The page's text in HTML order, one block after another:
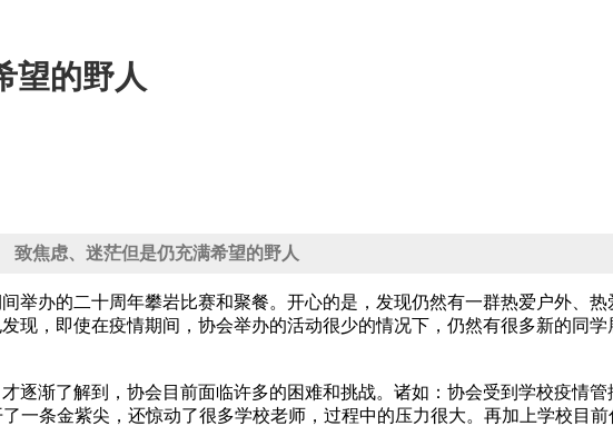
望的野人
致焦虑、迷茫但是仍充满希望的野人
举办的二十周年攀岩比赛和聚餐。开心的是，发现仍然有一群热爱户外、
现，即使在疫情期间，协会举办的活动很少的情况下，仍然有很多新的同
逐渐了解到，协会目前面临许多的困难和挑战。诸如：协会受到学校疫情
一条金紫尖，还惊动了很多学校老师，过程中的压力很大。再加上学校目